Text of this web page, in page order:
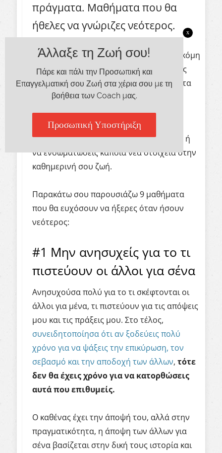
πράγματα. Μαθήματα που θα
ήθελες να γνώριζες νεότερος.
Καθώς κι εγώ πρόσφατα γιόρτασα ένα ακόμη
έτος και μπήκα σε μια νέα φάση της ζωής
μου, άρχισα να αναλογίζομαι τι μαθήματα
θα έδινα στο νεότερο εαυτό μου.
Είτε είσαι νέος ηλικιακά είτε νέος στην
καρδιά, δεν είναι ποτέ αργά να αλλάξεις ή
να ενσωματώσεις κάποια νέα στοιχεία στην
καθημερινή σου ζωή.
Παρακάτω σου παρουσιάζω 9 μαθήματα
που θα ευχόσουν να ήξερες όταν ήσουν
νεότερος:
#1 Μην ανησυχείς για το τι
πιστεύουν οι άλλοι για σένα
Ανησυχούσα πολύ για το τι σκέφτονται οι
άλλοι για μένα, τι πιστεύουν για τις απόψεις
μου και τις πράξεις μου. Στο τέλος,
συνειδητοποίησα ότι αν ξοδεύεις πολύ
χρόνο για να ψάξεις την επικύρωση, τον
σεβασμό και την αποδοχή των άλλων, τότε
δεν θα έχεις χρόνο για να κατορθώσεις
αυτά που επιθυμείς.
Ο καθένας έχει την άποψή του, αλλά στην
πραγματικότητα, η άποψη των άλλων για
σένα βασίζεται στην δική τους ιστορία και
Άλλαξε τη Ζωή σου!
Πάρε και πάλι την Προσωπική και
Επαγγελματική σου Ζωή στα χέρια σου με τη
βοήθεια των Coach μας.
Προσωπική Υποστήριξη
x